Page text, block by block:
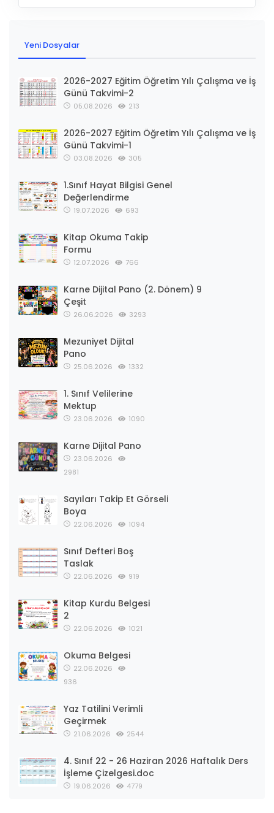
Yeni Dosyalar
2026-2027 Eğitim Öğretim Yılı Çalışma ve İş
Günü Takvimi-2
05.08.2026 213
2026-2027 Eğitim Öğretim Yılı Çalışma ve İş
Günü Takvimi-1
03.08.2026 305
1.Sınıf Hayat Bilgisi Genel
Değerlendirme
19.07.2026 693
Kitap Okuma Takip
Formu
12.07.2026 766
Karne Dijital Pano (2. Dönem) 9
Çeşit
26.06.2026 3293
Mezuniyet Dijital
Pano
25.06.2026 1332
1. Sınıf Velilerine
Mektup
23.06.2026 1090
Karne Dijital Pano
23.06.2026
2981
Sayıları Takip Et Görseli
Boya
22.06.2026 1094
Sınıf Defteri Boş
Taslak
22.06.2026 919
Kitap Kurdu Belgesi
2
22.06.2026 1021
Okuma Belgesi
22.06.2026
936
Yaz Tatilini Verimli
Geçirmek
21.06.2026 2544
4. Sınıf 22 - 26 Haziran 2026 Haftalık Ders
İşleme Çizelgesi.doc
19.06.2026 4779